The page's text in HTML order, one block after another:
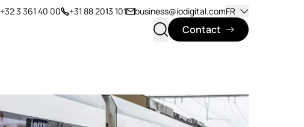
+32 3 361 40 00 +31 88 2013 101 business@iodigital.comFR
Contact